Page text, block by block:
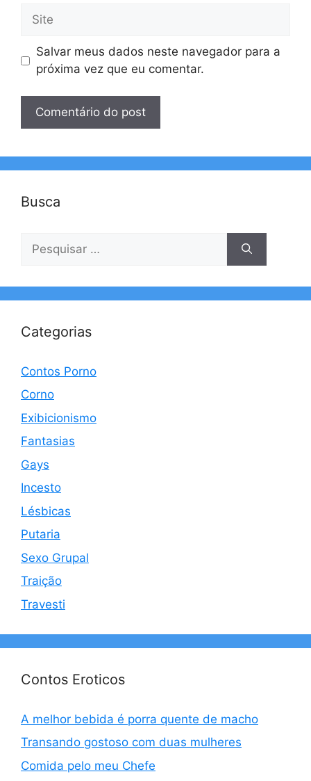
Site
Salvar meus dados neste navegador para a
próxima vez que eu comentar.
Busca
por:
Categorias
Contos Porno
Corno
Exibicionismo
Fantasias
Gays
Incesto
Lésbicas
Putaria
Sexo Grupal
Traição
Travesti
Contos Eroticos
A melhor bebida é porra quente de macho
Transando gostoso com duas mulheres
Comida pelo meu Chefe